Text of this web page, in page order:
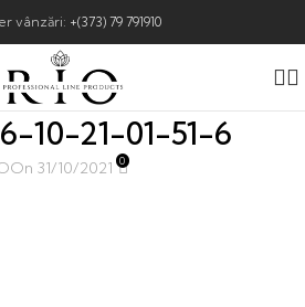
vânzări: +(373) 79 791910
10-21-01-51-6
On 31/10/2021 0